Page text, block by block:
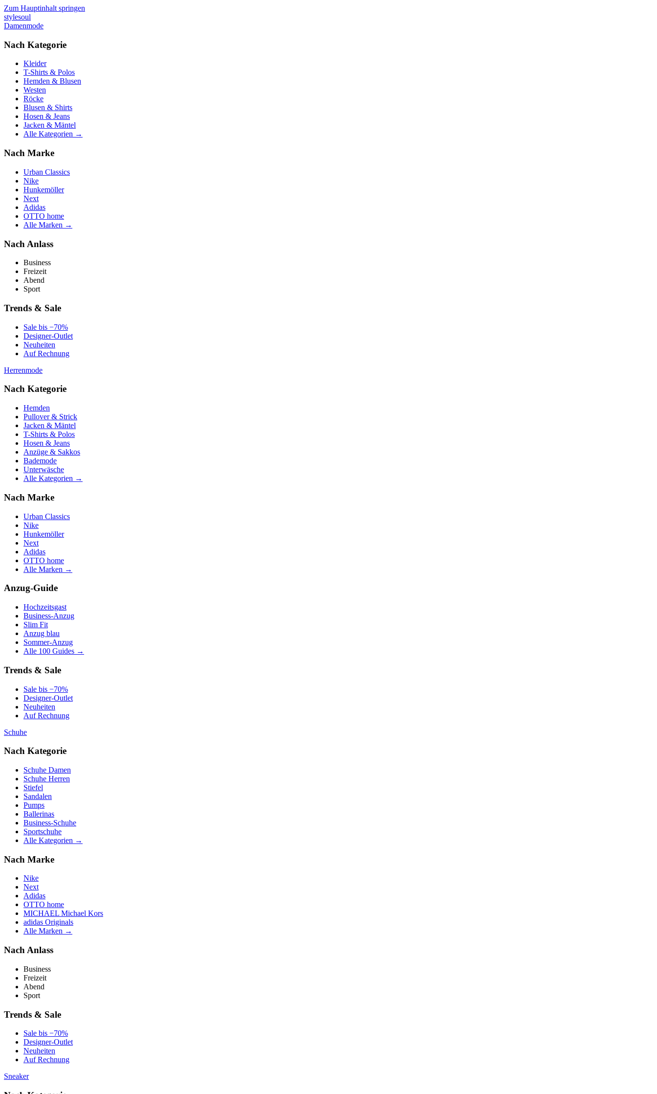
Zum Hauptinhalt springen
stylesoul
Damenmode
Nach Kategorie
Kleider
T-Shirts & Polos
Hemden & Blusen
Westen
Röcke
Blusen & Shirts
Hosen & Jeans
Jacken & Mäntel
Alle Kategorien →
Nach Marke
Urban Classics
Nike
Hunkemöller
Next
Adidas
OTTO home
Alle Marken →
Nach Anlass
Business
Freizeit
Abend
Sport
Trends & Sale
Sale bis −70%
Designer-Outlet
Neuheiten
Auf Rechnung
Herrenmode
Nach Kategorie
Hemden
Pullover & Strick
Jacken & Mäntel
T-Shirts & Polos
Hosen & Jeans
Anzüge & Sakkos
Bademode
Unterwäsche
Alle Kategorien →
Nach Marke
Urban Classics
Nike
Hunkemöller
Next
Adidas
OTTO home
Alle Marken →
Anzug-Guide
Hochzeitsgast
Business-Anzug
Slim Fit
Anzug blau
Sommer-Anzug
Alle 100 Guides →
Trends & Sale
Sale bis −70%
Designer-Outlet
Neuheiten
Auf Rechnung
Schuhe
Nach Kategorie
Schuhe Damen
Schuhe Herren
Stiefel
Sandalen
Pumps
Ballerinas
Business-Schuhe
Sportschuhe
Alle Kategorien →
Nach Marke
Nike
Next
Adidas
OTTO home
MICHAEL Michael Kors
adidas Originals
Alle Marken →
Nach Anlass
Business
Freizeit
Abend
Sport
Trends & Sale
Sale bis −70%
Designer-Outlet
Neuheiten
Auf Rechnung
Sneaker